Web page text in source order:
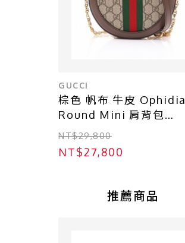
GUCCI
棕色 帆布 牛皮 Ophidia
Round Mini 肩背包
【GUCCI 古馳】 550618
NT$29,800
NT$27,800
推薦商品